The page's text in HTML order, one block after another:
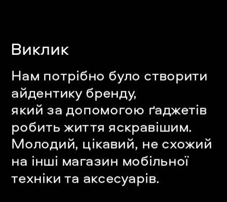
Виклик
Нам потрібно було створити
айдентику бренду,
який за допомогою ґаджетів
робить життя яскравішим.
Молодий, цікавий, не схожий
на інші магазин мобільної
техніки та аксесуарів.